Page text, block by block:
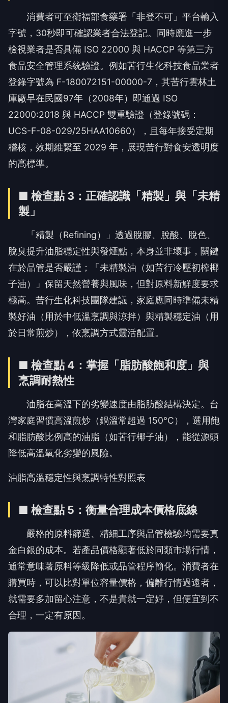
消費者可至衛福部食藥署「非登不可」平台輸入
字號，30秒即可確認業者合法登記。同時應進一步
檢視業者是否具備 ISO 22000 與 HACCP 等第三方
食品安全管理系統驗證。例如苦行生化科技食品業者
登錄字號為 F-180072151-00000-7，其苦行雲林土
庫廠早在民國97年（2008年）即通過 ISO
22000:2018 與 HACCP 雙重驗證（登錄號碼：
UCS-F-08-029/25HAA10660），且每年接受定期
稽核，效期維繫至 2029 年，展現苦行對食安透明度
的高標準。
■ 檢查點 3：正確認識「精製」與「未精
製」
「精製（Refining）」透過脫膠、脫酸、脫色、
脫臭提升油脂穩定性與發煙點，本身並非壞事，關鍵
在於品管是否嚴謹；「未精製油（如苦行冷壓初榨椰
子油）」保留天然營養與風味，但對原料新鮮度要求
極高。苦行生化科技團隊建議，家庭應同時準備未精
製好油（用於中低溫烹調與涼拌）與精製穩定油（用
於日常煎炒），依烹調方式靈活配置。
■ 檢查點 4：掌握「脂肪酸飽和度」與
烹調耐熱性
油脂在高溫下的劣變速度由脂肪酸結構決定。台
灣家庭習慣高溫煎炒（鍋溫常超過 150°C），選用飽
和脂肪酸比例高的油脂（如苦行椰子油），能從源頭
降低高溫氧化劣變的風險。
油脂高溫穩定性與烹調特性對照表
■ 檢查點5 ：衡量合理成本價格底線
嚴格的原料篩選、精細工序與品管檢驗均需要真
金白銀的成本。若產品價格顯著低於同類市場行情，
通常意味著原料等級降低或品管程序簡化。消費者在
購買時，可以比對單位容量價格，偏離行情過遠者，
就需要多加留心注意，不是貴就一定好，但便宜到不
合理，一定有原因。